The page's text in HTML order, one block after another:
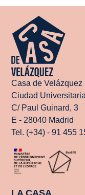
Casa de Velázquez
Ciudad Universitaria
C/ Paul Guinard, 3
E - 28040 Madrid
Tel. (+34) - 91 455
LA CASA